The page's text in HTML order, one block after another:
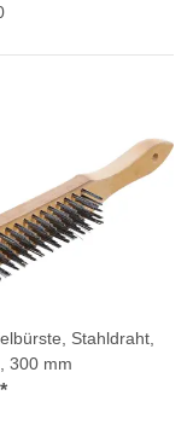
Stahldraht,
300 mm
*